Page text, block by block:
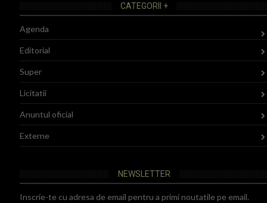
CATEGORII +
Agenda
Editorial
Super
Licitatii
Anuntul oficial
Externe
NEWSLETTER
Inscrie-te cu adresa de email pentru a primi noutatile pe email.